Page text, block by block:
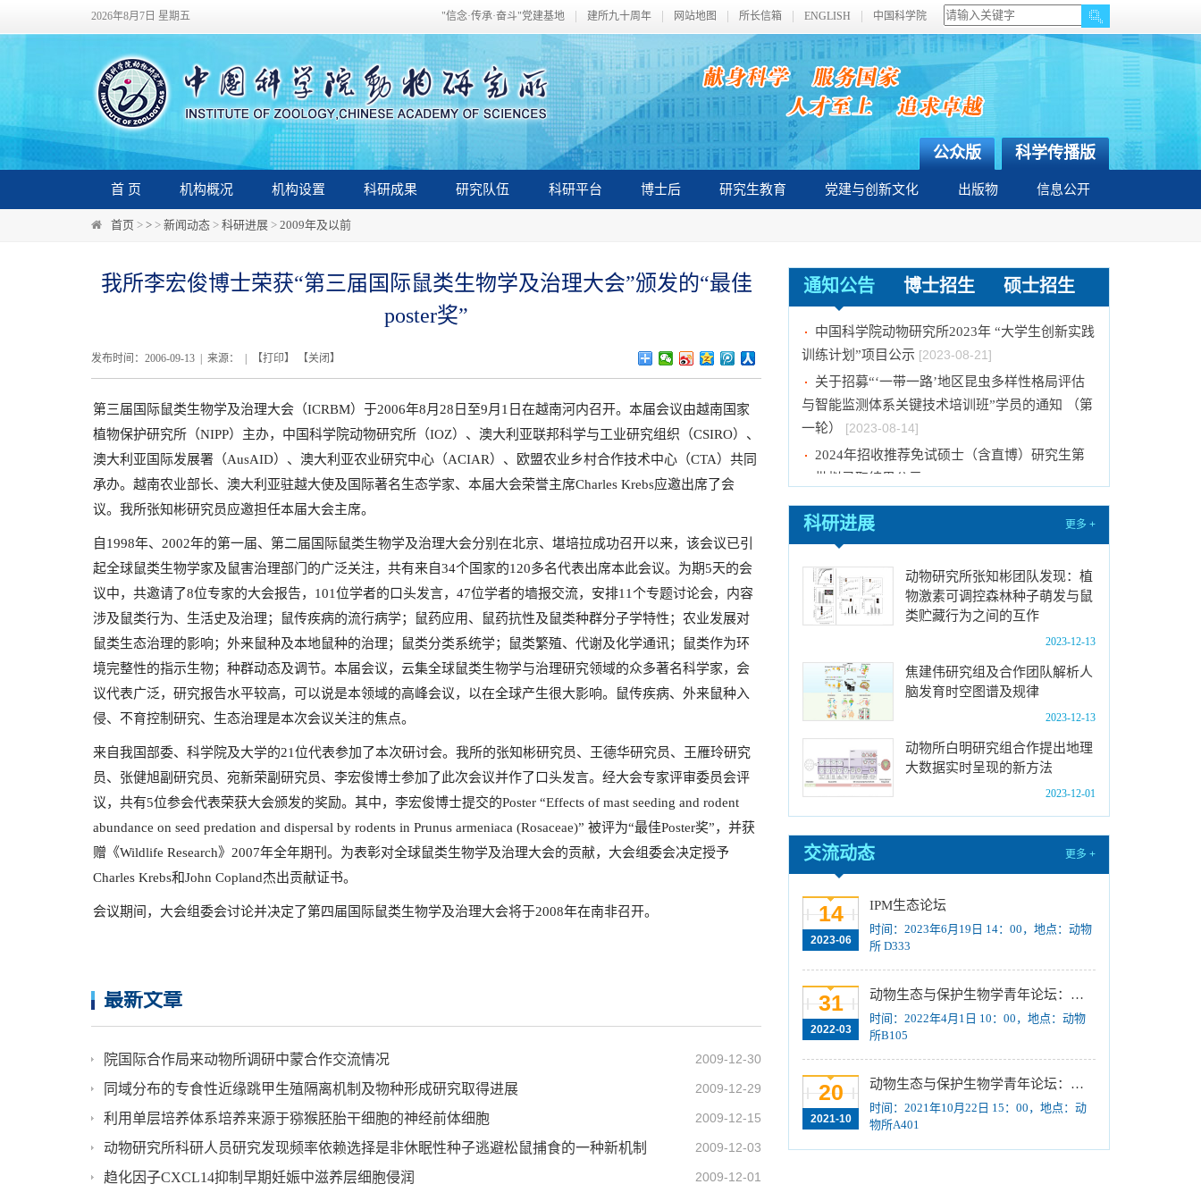
2026年8月7日 星期五 "信念·传承·奋斗"党建基地 建所九十周年 网站地图 所长信箱 ENGLISH 中国科学院
科学传播版
公众版
首 页 机构概况 机构设置 科研成果 研究队伍 科研平台 博士后 研究生教育 党建与创新文化 出版物 信息公开
首页 > > > 新闻动态 > 科研进展 > 2009年及以前
我所李宏俊博士荣获“第三届国际鼠类生物学及治理大会”颁发的“最佳
poster奖”
发布时间：2006-09-13 | 来源： | 【打印】 【关闭 】
第三届国际鼠类生物学及治理大会（ICRBM）于2006年8月28日至9月1日在越南河内召开。本届会议由越南国家
植物保护研究所（NIPP）主办，中国科学院动物研究所（IOZ）、澳大利亚联邦科学与工业研究组织（CSIRO）、
澳大利亚国际发展署（AusAID）、澳大利亚农业研究中心（ACIAR）、欧盟农业乡村合作技术中心（CTA）共同
承办。越南农业部长、澳大利亚驻越大使及国际著名生态学家、本届大会荣誉主席Charles Krebs应邀出席了会
议。我所张知彬研究员应邀担任本届大会主席。
自1998年、2002年的第一届、第二届国际鼠类生物学及治理大会分别在北京、堪培拉成功召开以来，该会议已引
起全球鼠类生物学家及鼠害治理部门的广泛关注，共有来自34个国家的120多名代表出席本此会议。为期5天的会
议中，共邀请了8位专家的大会报告，101位学者的口头发言，47位学者的墙报交流，安排11个专题讨论会，内容
涉及鼠类行为、生活史及治理；鼠传疾病的流行病学；鼠药应用、鼠药抗性及鼠类种群分子学特性；农业发展对
鼠类生态治理的影响；外来鼠种及本地鼠种的治理；鼠类分类系统学；鼠类繁殖、代谢及化学通讯；鼠类作为环
境完整性的指示生物；种群动态及调节。本届会议，云集全球鼠类生物学与治理研究领域的众多著名科学家，会
议代表广泛，研究报告水平较高，可以说是本领域的高峰会议，以在全球产生很大影响。鼠传疾病、外来鼠种入
侵、不育控制研究、生态治理是本次会议关注的焦点。
来自我国部委、科学院及大学的21位代表参加了本次研讨会。我所的张知彬研究员、王德华研究员、王雁玲研究
员、张健旭副研究员、宛新荣副研究员、李宏俊博士参加了此次会议并作了口头发言。经大会专家评审委员会评
议，共有5位参会代表荣获大会颁发的奖励。其中，李宏俊博士提交的Poster “Effects of mast seeding and rodent
abundance on seed predation and dispersal by rodents in Prunus armeniaca (Rosaceae)” 被评为“最佳Poster奖”，并获
赠《Wildlife Research》2007年全年期刊。为表彰对全球鼠类生物学及治理大会的贡献，大会组委会决定授予
Charles Krebs和John Copland杰出贡献证书。
会议期间，大会组委会讨论并决定了第四届国际鼠类生物学及治理大会将于2008年在南非召开。
最新文章
2009-12-30
院国际合作局来动物所调研中蒙合作交流情况
2009-12-29
同域分布的专食性近缘跳甲生殖隔离机制及物种形成研究取得进展
2009-12-15
利用单层培养体系培养来源于猕猴胚胎干细胞的神经前体细胞
2009-12-03
动物研究所科研人员研究发现频率依赖选择是非休眠性种子逃避松鼠捕食的一种新机制
2009-12-01
趋化因子CXCL14抑制早期妊娠中滋养层细胞侵润
通知公告 博士招生 硕士招生
2024年招收推荐免试硕士（含直博）研究生第
二批拟录取结果公示
中国科学院动物研究所2023年 “大学生创新实践
训练计划”项目公示 [2023-08-21]
关于招募“‘一带一路’地区昆虫多样性格局评估
与智能监测体系关键技术培训班”学员的通知 （第
一轮）
[2023-08-14]
2024年招收推荐免试硕士（含直博）研究生第
一批拟录取结果公示[2023-08-10]
国际动物学会关于申报第九届（2023-2025年
中国科学院动物研究所2024年接收推荐免试生
（直博生）招生简章[2023-07-11]
中国科学院动物研究所2023年优秀大学生夏令
2023年“中国科学院动物研究所大学生创新实践
训练计划”申报指南
二批拟录取结果公示[2023-09-05]
中国科学院动物研究所2023年 “大学生创新实践
关于招募“‘一带一路’地区昆虫多样性格局评估
与智能监测体系关键技术培训班”学员的通知 （第
一轮）
2024年招收推荐免试硕士（含直博）研究生第
一批拟录取结果公示[2023-08-10]
08-02]
中国科学院动物研究所2024年接收推荐免试生
中国科学院动物研究所2023年优秀大学生夏令
营活动时间安排、须知及公示名单[2023-07-05]
2023年“中国科学院动物研究所大学生创新实践
训练计划”申报指南[2023-06-16]
科研进展 更多 +
动物研究所张知彬团队发现：植
物激素可调控森林种子萌发与鼠
类贮藏行为之间的互作
2023-12-13
焦建伟研究组及合作团队解析人
脑发育时空图谱及规律
2023-12-13
动物所白明研究组合作提出地理
大数据实时呈现的新方法
2023-12-01
交流动态 更多 +
14
2023-06
IPM生态论坛
时间：2023年6月19日 14：00，地点：动物
所 D333
31
2022-03
动物生态与保护生物学青年论坛：Regeneration enhancers and the evolution of regenerative capacities
时间：2022年4月1日 10：00，地点：动物
所B105
20
2021-10
动物生态与保护生物学青年论坛：中国大型食肉动物生态研究与保护
时间：2021年10月22日 15：00，地点：动
物所A401